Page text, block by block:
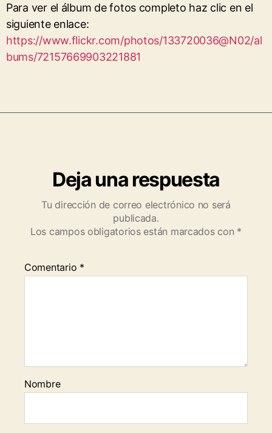
Para ver el álbum de fotos completo haz clic en el
siguiente enlace:
https://www.flickr.com/photos/133720036@N02/al
bums/72157669903221881
Deja una respuesta
Tu dirección de correo electrónico no será
publicada.
Los campos obligatorios están marcados con *
Comentario *
Nombre